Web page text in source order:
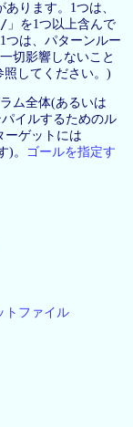
ります。1つは、
/ 」を1つ以上含んで
つは、パターンルー
切影響しないこと
照してください。)
ム全体(あるいは
イルするためのル
ーゲットには
)。 ゴールを指定す
トファイル